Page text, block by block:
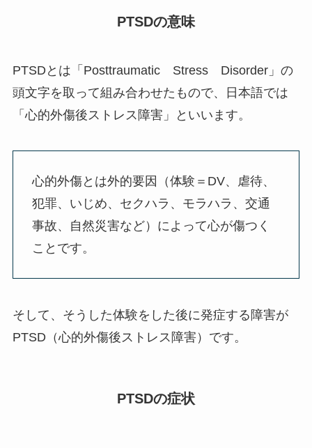
PTSDの意味
PTSDとは「Posttraumatic Stress Disorder」の
頭文字を取って組み合わせたもので、日本語では
「心的外傷後ストレス障害」といいます。
心的外傷とは外的要因（体験＝DV、虐待、
犯罪、いじめ、セクハラ、モラハラ、交通
事故、自然災害など）によって心が傷つく
ことです。
そして、そうした体験をした後に発症する障害が
PTSD（心的外傷後ストレス障害）です。
PTSDの症状